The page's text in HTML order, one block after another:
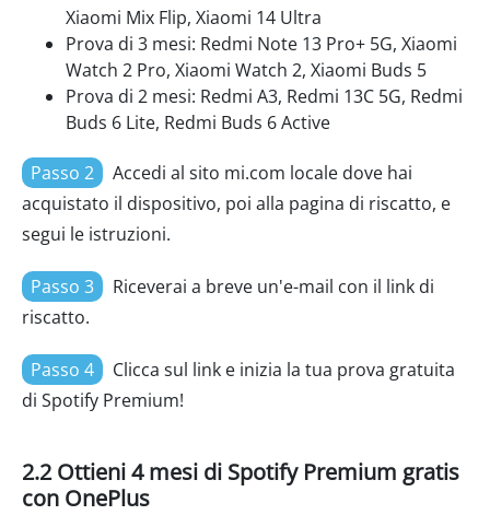
Xiaomi Mix Flip, Xiaomi 14 Ultra
Prova di 3 mesi: Redmi Note 13 Pro+ 5G, Xiaomi
Watch 2 Pro, Xiaomi Watch 2, Xiaomi Buds 5
Prova di 2 mesi: Redmi A3, Redmi 13C 5G, Redmi
Buds 6 Lite, Redmi Buds 6 Active
Passo 2
Accedi al sito mi.com locale dove hai
acquistato il dispositivo, poi alla pagina di riscatto, e
segui le istruzioni.
Passo 3
Riceverai a breve un'e-mail con il link di
riscatto.
Passo 4
Clicca sul link e inizia la tua prova gratuita
di Spotify Premium!
2.2 Ottieni 4 mesi di Spotify Premium gratis
con OnePlus